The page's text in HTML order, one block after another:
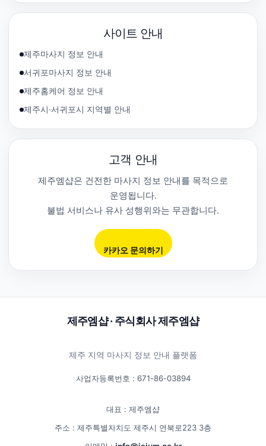
사이트 안내
제주마사지 정보 안내
서귀포마사지 정보 안내
제주홈케어 정보 안내
제주시·서귀포시 지역별 안내
고객 안내
제주엠샵은 건전한 마사지 정보 안내를 목적으로
운영됩니다.
불법 서비스나 유사 성행위와는 무관합니다.
카카오 문의하기
제주엠샵 · 주식회사 제주엠샵
제주 지역 마사지 정보 안내 플랫폼
사업자등록번호 : 671-86-03894
대표 : 제주엠샵
주소 : 제주특별자치도 제주시 연북로223 3층